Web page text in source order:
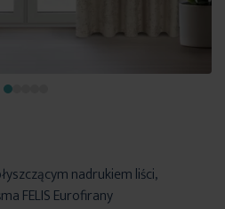
nadrukiem liści,
FELIS Eurofirany